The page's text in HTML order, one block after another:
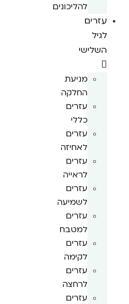
להליכונים
עזרים
לגיל
השלישי
מניעת
החלקה
עזרים
כללי
עזרים
לאחיזה
עזרים
לראייה
עזרים
לשמיעה
עזרים
למטבח
עזרים
לקימה
עזרים
לרחצה
עזרים